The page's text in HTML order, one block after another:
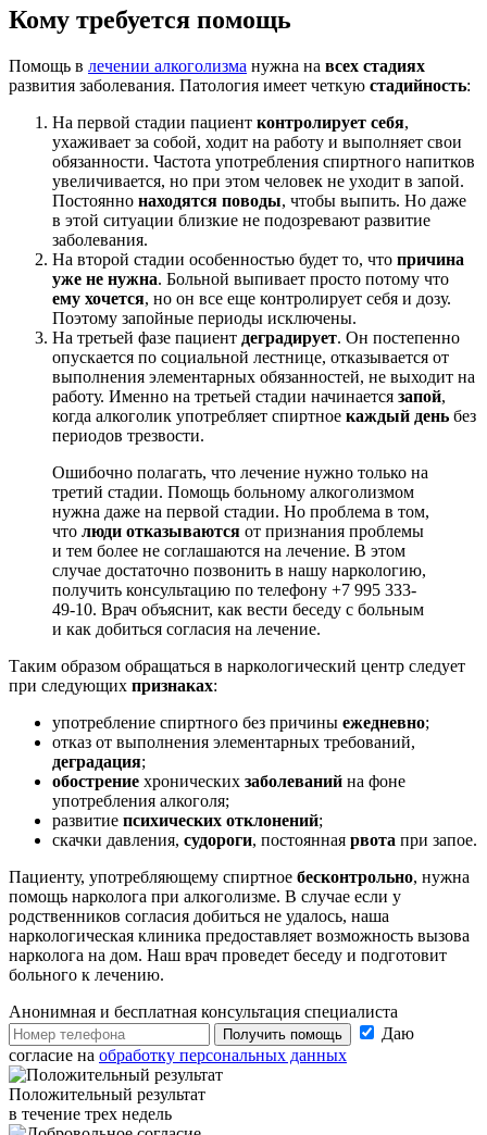
Кому требуется помощь
Помощь в лечении алкоголизма нужна на всех стадиях
развития заболевания. Патология имеет четкую стадийность:
На первой стадии пациент контролирует себя,
ухаживает за собой, ходит на работу и выполняет свои
обязанности. Частота употребления спиртного напитков
увеличивается, но при этом человек не уходит в запой.
Постоянно находятся поводы, чтобы выпить. Но даже
в этой ситуации близкие не подозревают развитие
заболевания.
На второй стадии особенностью будет то, что причина
уже не нужна. Больной выпивает просто потому что
ему хочется, но он все еще контролирует себя и дозу.
Поэтому запойные периоды исключены.
На третьей фазе пациент деградирует. Он постепенно
опускается по социальной лестнице, отказывается от
выполнения элементарных обязанностей, не выходит на
работу. Именно на третьей стадии начинается запой,
когда алкоголик употребляет спиртное каждый день без
периодов трезвости.
Ошибочно полагать, что лечение нужно только на
третий стадии. Помощь больному алкоголизмом
нужна даже на первой стадии. Но проблема в том,
что люди отказываются от признания проблемы
и тем более не соглашаются на лечение. В этом
случае достаточно позвонить в нашу наркологию,
получить консультацию по телефону +7 995 333-
49-10. Врач объяснит, как вести беседу с больным
и как добиться согласия на лечение.
Таким образом обращаться в наркологический центр следует
при следующих признаках:
употребление спиртного без причины ежедневно;
отказ от выполнения элементарных требований,
деградация;
обострение хронических заболеваний на фоне
употребления алкоголя;
развитие психических отклонений;
скачки давления, судороги, постоянная рвота при запое.
Пациенту, употребляющему спиртное бесконтрольно, нужна
помощь нарколога при алкоголизме. В случае если у
родственников согласия добиться не удалось, наша
наркологическая клиника предоставляет возможность вызова
нарколога на дом. Наш врач проведет беседу и подготовит
больного к лечению.
Анонимная и бесплатная консультация специалиста
Получить помощь
Даю
согласие на обработку персональных данных
Положительный результат
в течение трех недель